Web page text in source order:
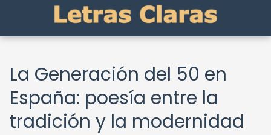
La Generación del 50 en
España: poesía entre la
tradición y la modernidad